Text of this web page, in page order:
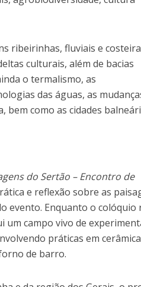
ribeirinhas, fluviais e
culturais, além de bacias
o termalismo, as
das águas, as
bem como as cidades
do Sertão – Encontro de
e reflexão sobre as
evento. Enquanto o colóquio
um campo vivo de
práticas em
de barro.